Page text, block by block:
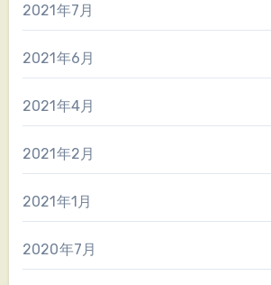
2021年7月
2021年6月
2021年4月
2021年2月
2021年1月
2020年7月